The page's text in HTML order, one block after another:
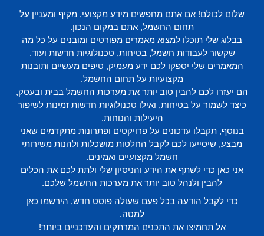
שלום לכולם! אם אתם מחפשים מידע מקצועי, מקיף ומעניין על
תחום החשמל, אתם במקום הנכון.
בבלוג שלי תוכלו למצוא מאמרים מפורטים ומובנים על כל מה
שקשור לעבודות חשמל, בטיחות, טכנולוגיות חדשות ועוד.
המאמרים שלי יספקו לכם ידע מעמיק, טיפים מעשיים ותובנות
מקצועיות על תחום החשמל.
הם יעזרו לכם להבין טוב יותר את מערכות החשמל בבית ובעסק,
כיצד לשמור על בטיחות, ואילו טכנולוגיות חדשות זמינות לשיפור
היעילות והנוחות.
בנוסף, תקבלו עדכונים על פרויקטים ופתרונות מתקדמים שאני
מבצע, שיסייעו לכם לקבל החלטות מושכלות ולהנות משירותי
חשמל מקצועיים ואמינים.
אני כאן כדי לשתף את הידע והניסיון שלי ולתת לכם את הכלים
להבין ולנהל טוב יותר את מערכות החשמל שלכם.
כדי לקבל הודעה בכל פעם שעולה פוסט חדש, הירשמו כאן
למטה.
אל תחמיצו את התכנים המרתקים והעדכניים ביותר!